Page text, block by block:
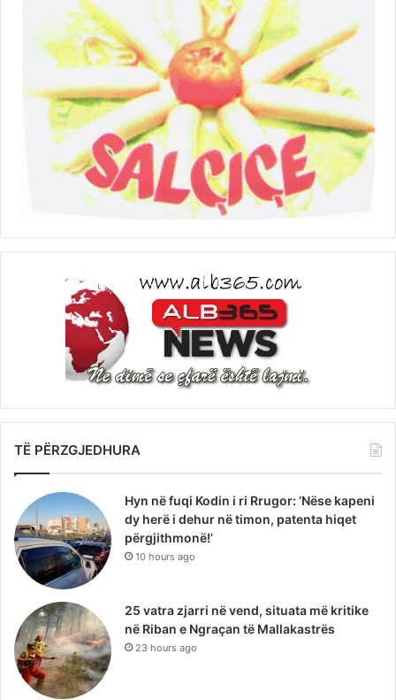
TË PËRZGJEDHURA
Hyn në fuqi Kodin i ri Rrugor: ‘Nëse kapeni
dy herë i dehur në timon, patenta hiqet
përgjithmonë!’
10 hours ago
25 vatra zjarri në vend, situata më kritike
në Riban e Ngraçan të Mallakastrës
23 hours ago